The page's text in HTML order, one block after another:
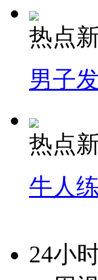
热点
男子
热点
牛人
24小